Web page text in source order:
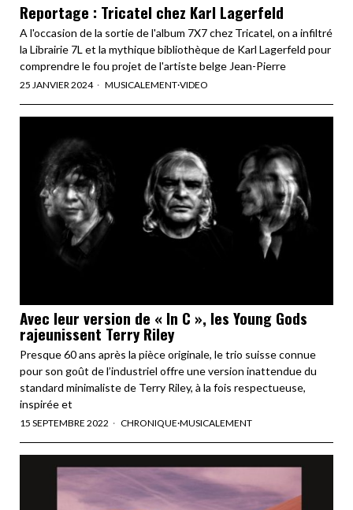
Reportage : Tricatel chez Karl Lagerfeld
A l'occasion de la sortie de l'album 7X7 chez Tricatel, on a infiltré
la Librairie 7L et la mythique bibliothèque de Karl Lagerfeld pour
comprendre le fou projet de l'artiste belge Jean-Pierre
25 JANVIER 2024 MUSICALEMENT·VIDEO
Avec leur version de « In C », les Young Gods
rajeunissent Terry Riley
Presque 60 ans après la pièce originale, le trio suisse connue
pour son goût de l’industriel offre une version inattendue du
standard minimaliste de Terry Riley, à la fois respectueuse,
inspirée et
15 SEPTEMBRE 2022 CHRONIQUE·MUSICALEMENT